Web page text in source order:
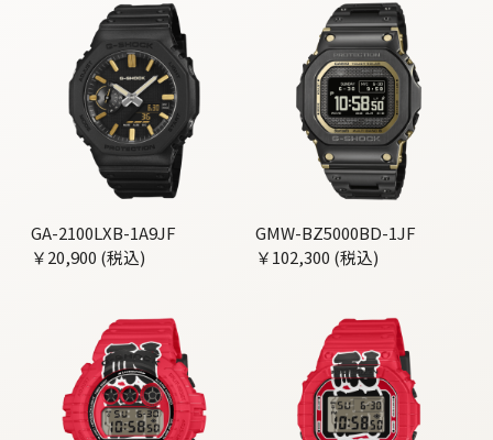
GA-2100LXB-1A9JF
￥20,900 (税込)
GMW-BZ5000BD-1JF
￥102,300 (税込)